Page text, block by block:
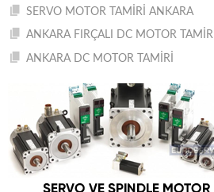
SERVO MOTOR TAMİRİ ANKARA
ANKARA FIRÇALI DC MOTOR TAMİRİ
ANKARA DC MOTOR TAMİRİ